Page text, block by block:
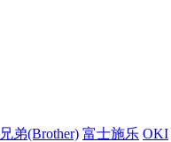
兄弟(Brother) 富士施乐 OKI